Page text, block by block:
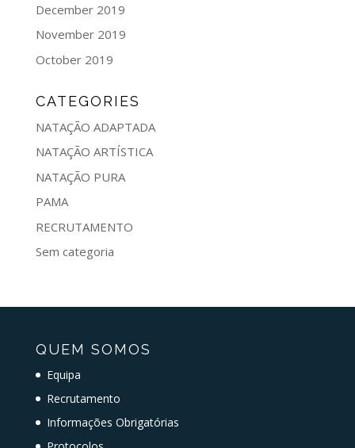
December 2019
November 2019
October 2019
CATEGORIES
NATAÇÃO ADAPTADA
NATAÇÃO ARTÍSTICA
NATAÇÃO PURA
PAMA
RECRUTAMENTO
Sem categoria
QUEM SOMOS
Equipa
Recrutamento
Informações Obrigatórias